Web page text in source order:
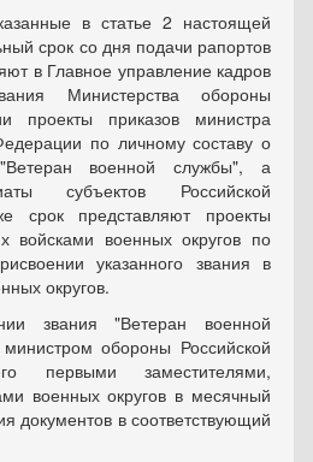
в статье 2 настоящей
срок со дня подачи рапортов
в Главное управление кадров
Министерства обороны
проекты приказов министра
по личному составу о
военной службы", а
субъектов Российской
срок представляют проекты
войсками военных округов по
указанного звания в
округов.
звания "Ветеран военной
обороны Российской
первыми заместителями,
военных округов в месячный
документов в соответствующий